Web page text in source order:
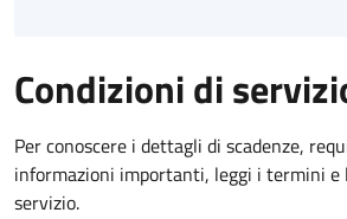
Condizioni di
Per conoscere i dettagli di scadenze,
informazioni importanti, leggi i termini e
servizio.